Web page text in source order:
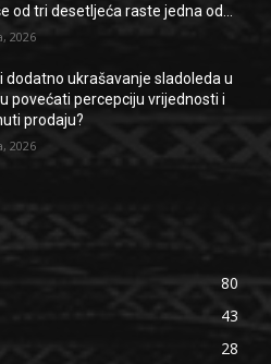
od tri desetljeća raste jedna od...
2026
dodatno ukrašavanje sladoleda u
povećati percepciju vrijednosti i
prodaju?
2026
80
43
28